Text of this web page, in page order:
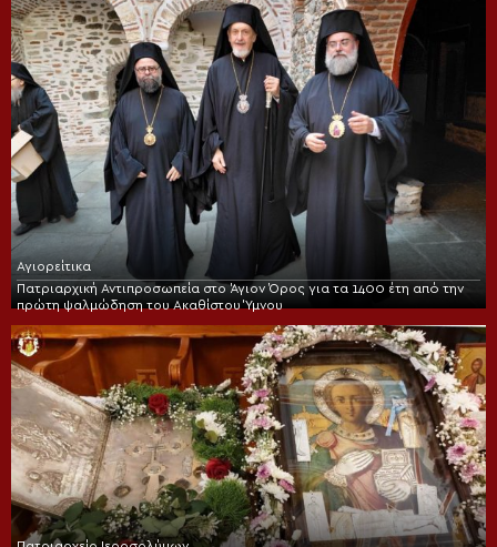
Αγιορείτικα
Πατριαρχική Αντιπροσωπεία στο Άγιον Όρος για τα 1400 έτη από την
πρώτη ψαλμώδηση του Ακαθίστου Ύμνου